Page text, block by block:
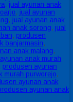
, jual ayunan anak
, jual ayunan
, jual ayunan anak
anak sorong, jual
, produsen
banjarmasin,
anak malang,
anak murah
produsen ayunan
murah purworejo,
ayunan anak
ayunan anak